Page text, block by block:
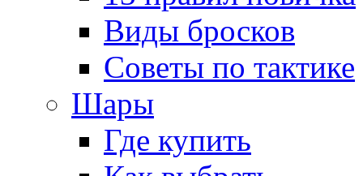
Виды бросков
Советы по тактике
Шары
Где купить